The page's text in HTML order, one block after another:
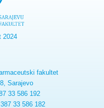
2024
fakultet
Sarajevo
33 586 192
33 586 182